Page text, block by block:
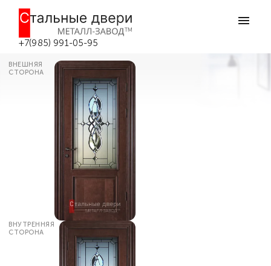
+7(985) 991-05-95
Витражная дверь входная №10 в
Боровске
Главная
ВНЕШНЯЯ
СТОРОНА
ВНУТРЕННЯЯ
СТОРОНА